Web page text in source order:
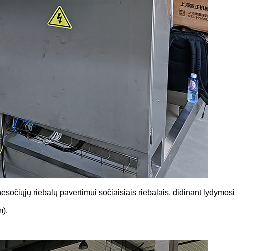
riebalų pavertimui sočiaisiais riebalais, didinant lydymosi